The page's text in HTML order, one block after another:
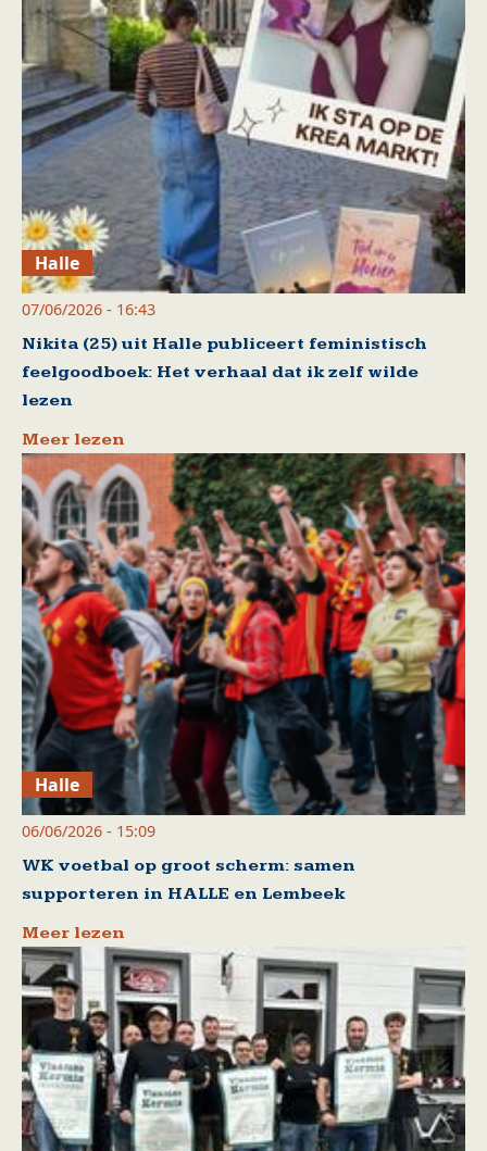
Halle
07/06/2026 - 16:43
Nikita (25) uit Halle publiceert feministisch
feelgoodboek: Het verhaal dat ik zelf wilde
lezen
Meer lezen
Halle
06/06/2026 - 15:09
WK voetbal op groot scherm: samen
supporteren in HALLE en Lembeek
Meer lezen